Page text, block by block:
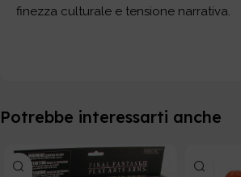
finezza culturale e tensione narrativa.
Potrebbe interessarti anche